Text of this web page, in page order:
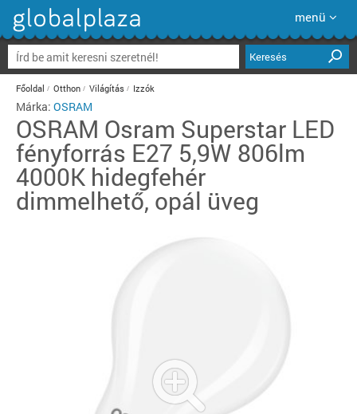
menü
Keresés
Főoldal Otthon Világítás Izzók
Márka: OSRAM
OSRAM Osram Superstar LED
fényforrás E27 5,9W 806lm
4000K hidegfehér
dimmelhető, opál üveg